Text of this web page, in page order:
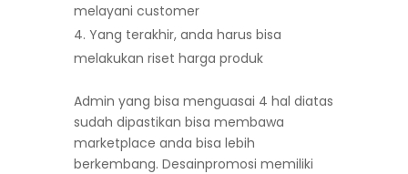
melayani customer
Yang terakhir, anda harus bisa
melakukan riset harga produk
Admin yang bisa menguasai 4 hal diatas
sudah dipastikan bisa membawa
marketplace anda bisa lebih
berkembang. Desainpromosi memiliki